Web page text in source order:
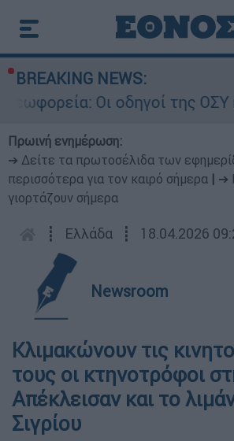
BREAKING NEWS:
Οι οδηγοί της ΟΣΥ
Πρωινή ενημέρωση:
➔ Δείτε τα πρωτοσέλιδα των
περισσότερα για τον καιρό σήμερα
➔
γιορτάζουν σήμερα
┋ Ελλάδα ┋ 18.04.2026
Newsroom
Κλιμακώνουν τις
τους οι κτηνοτρόφοι
Απέκλεισαν και το
Σιγρίου